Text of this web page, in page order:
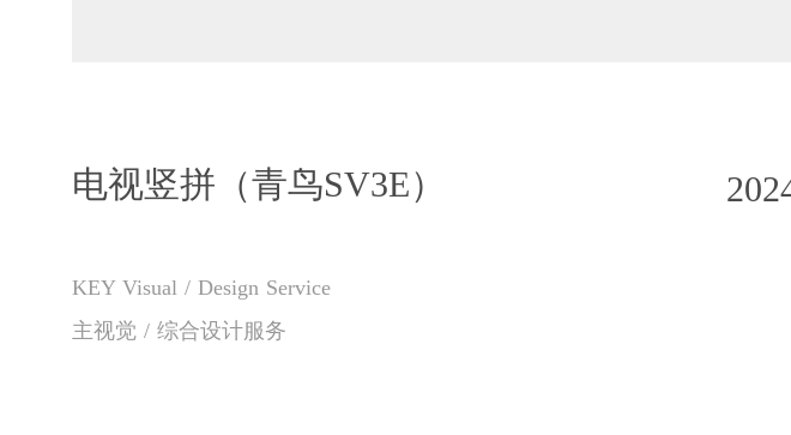
电视竖拼（青鸟SV3E）
KEY Visual / Design Service
主视觉 / 综合设计服务